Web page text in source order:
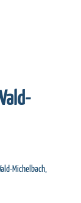
Michelbach,